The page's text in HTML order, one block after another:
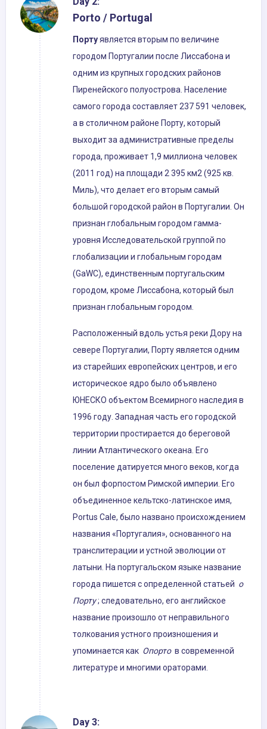
Porto / Portugal
Портуявляется вторым по величине
городом Португалии после Лиссабона и
одним из крупных городских районов
Пиренейского полуострова. Население
самого города составляет 237 591 человек,
а в столичном районе Порту, который
выходит за административные пределы
города, проживает 1,9 миллиона человек
(2011 год) на площади 2 395 км2 (925 кв.
Миль), что делает его вторым самый
большой городской район в Португалии. Он
признан глобальным городом гамма-
уровня Исследовательской группой по
глобализации и глобальным городам
(GaWC), единственным португальским
городом, кроме Лиссабона, который был
признан глобальным городом.
Расположенный вдоль устья реки Дору на
севере Португалии, Порту является одним
из старейших европейских центров, и его
историческое ядро ​​было объявлено
ЮНЕСКО объектом Всемирного наследия в
1996 году. Западная часть его городской
территории простирается до береговой
линии Атлантического океана. Его
поселение датируется много веков, когда
он был форпостом Римской империи. Его
объединенное кельтско-латинское имя,
Portus Cale, было названо происхождением
названия «Португалия», основанного на
транслитерации и устной эволюции от
латыни. На португальском языке название
города пишется с определенной статьей о
Порту; следовательно, его английское
название произошло от неправильного
толкования устного произношения и
упоминается как Опортов современной
литературе и многими ораторами.
Day 3: